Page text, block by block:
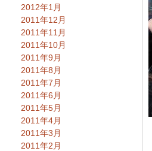
2012年1月
2011年12月
2011年11月
2011年10月
2011年9月
2011年8月
2011年7月
2011年6月
2011年5月
2011年4月
2011年3月
2011年2月